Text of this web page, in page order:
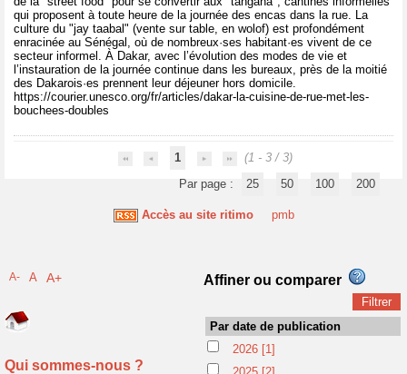
qui proposent à toute heure de la journée des encas dans la rue. La
culture du "jay taabal" (vente sur table, en wolof) est profondément
enracinée au Sénégal, où de nombreux·ses habitant·es vivent de ce
secteur informel. À Dakar, avec l’évolution des modes de vie et
l’instauration de la journée continue dans les bureaux, près de la moitié
des Dakarois·es prennent leur déjeuner hors domicile.
https://courier.unesco.org/fr/articles/dakar-la-cuisine-de-rue-met-les-
bouchees-doubles
1
(1 - 3 / 3)
Par page :
25 50 100 200
Accès au site ritimo pmb
A- A A+
Qui sommes-nous ?
Affiner ou comparer
Par date de publication
2026 [1]